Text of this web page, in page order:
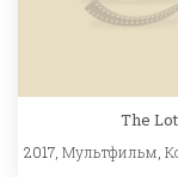
The
2017, Мультфильм